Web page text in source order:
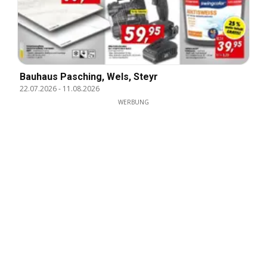
Bauhaus Pasching, Wels, Steyr
22.07.2026- 11.08.2026
WERBUNG